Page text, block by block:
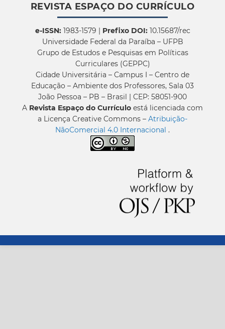
REVISTA ESPAÇO DO CURRÍCULO
e-ISSN:1983-1579 | Prefixo DOI:10.15687/rec
Universidade Federal da Paraíba – UFPB
Grupo de Estudos e Pesquisas em Políticas
Curriculares (GEPPC)
Cidade Universitária – Campus I – Centro de
Educação – Ambiente dos Professores, Sala 03
João Pessoa – PB – Brasil | CEP: 58051-900
A Revista Espaço do Currículo está licenciada com
a Licença Creative Commons – Atribuição-
NãoComercial 4.0 Internacional .